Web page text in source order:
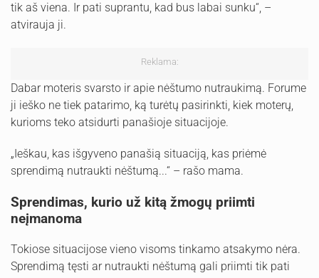
tik aš viena. Ir pati suprantu, kad bus labai sunku“, –
atvirauja ji.
Reklama:
Dabar moteris svarsto ir apie nėštumo nutraukimą. Forume
ji ieško ne tiek patarimo, ką turėtų pasirinkti, kiek moterų,
kurioms teko atsidurti panašioje situacijoje.
„Ieškau, kas išgyveno panašią situaciją, kas priėmė
sprendimą nutraukti nėštumą...“ – rašo mama.
Sprendimas, kurio už kitą žmogų priimti
neįmanoma
Tokiose situacijose vieno visoms tinkamo atsakymo nėra.
Sprendimą tęsti ar nutraukti nėštumą gali priimti tik pati